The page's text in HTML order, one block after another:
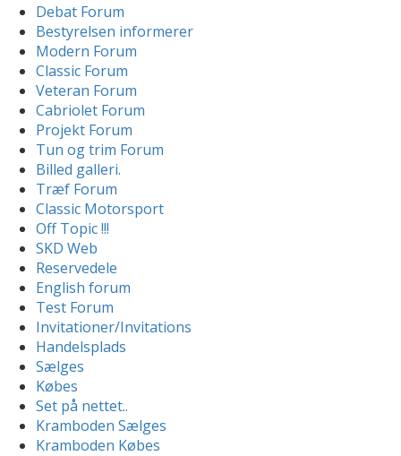
Debat Forum
Bestyrelsen informerer
Modern Forum
Classic Forum
Veteran Forum
Cabriolet Forum
Projekt Forum
Tun og trim Forum
Billed galleri.
Træf Forum
Classic Motorsport
Off Topic !!!
SKD Web
Reservedele
English forum
Test Forum
Invitationer/Invitations
Handelsplads
Sælges
Købes
Set på nettet..
Kramboden Sælges
Kramboden Købes